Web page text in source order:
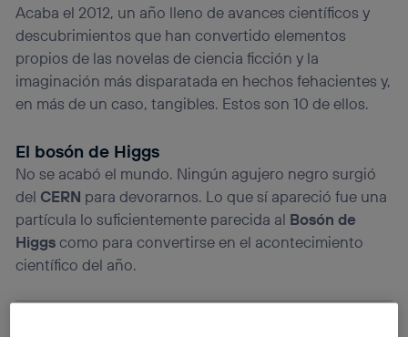
Acaba el 2012, un año lleno de avances científicos y
descubrimientos que han convertido elementos
propios de las novelas de ciencia ficción y la
imaginación más disparatada en hechos fehacientes y,
en más de un caso, tangibles. Estos son 10 de ellos.
El bosón de Higgs
No se acabó el mundo. Ningún agujero negro surgió
del CERN para devorarnos. Lo que sí apareció fue una
partícula lo suficientemente parecida al Bosón de
Higgscomo para convertirse en el acontecimiento
científico del año.